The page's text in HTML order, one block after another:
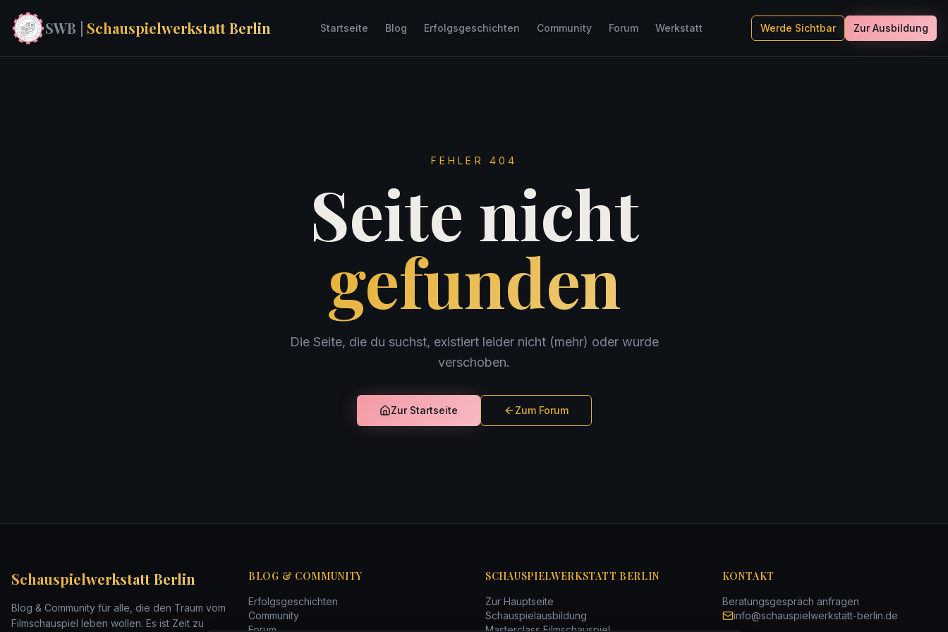
SWB | Schauspielwerkstatt Berlin Startseite Blog Erfolgsgeschichten Community Forum Werkstatt Werde Sichtbar Zur Ausbildung
FEHLER 404
Seite nicht
gefunden
Die Seite, die du suchst, existiert leider nicht (mehr) oder wurde
verschoben.
Zur Startseite Zum Forum
Schauspielwerkstatt Berlin
Blog & Community für alle, die den Traum vom
Filmschauspiel leben wollen. Es ist Zeit zu
BLOG & COMMUNITY
Erfolgsgeschichten
Community
SCHAUSPIELWERKSTATT BERLIN
Zur Hauptseite
Schauspielausbildung
KONTAKT
Beratungsgespräch anfragen
info@schauspielwerkstatt-berlin.de